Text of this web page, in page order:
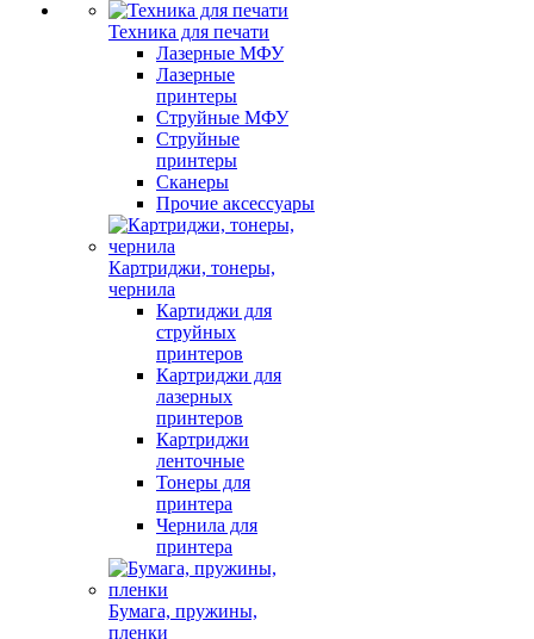
Техника для печати
Лазерные МФУ
Лазерные
принтеры
Струйные МФУ
Струйные
принтеры
Сканеры
Прочие аксессуары
Картриджи, тонеры,
чернила
Картиджи для
струйных
принтеров
Картриджи для
лазерных
принтеров
Картриджи
ленточные
Тонеры для
принтера
Чернила для
принтера
Бумага, пружины,
пленки